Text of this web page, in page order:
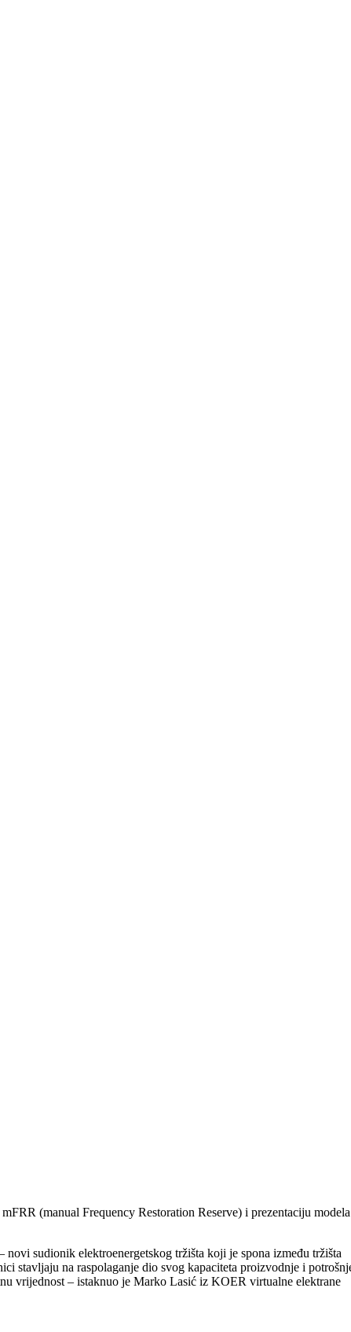
(manual Frequency Restoration Reserve) i prezentaciju modela
sudionik elektroenergetskog tržišta koji je spona između tržišta
stavljaju na raspolaganje dio svog kapaciteta proizvodnje i
vrijednost – istaknuo je Marko Lasić iz KOER virtualne elektrane